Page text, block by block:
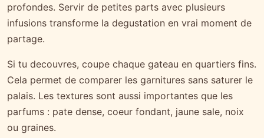
profondes. Servir de petites parts avec plusieurs
infusions transforme la degustation en vrai moment de
partage.
Si tu decouvres, coupe chaque gateau en quartiers fins.
Cela permet de comparer les garnitures sans saturer le
palais. Les textures sont aussi importantes que les
parfums : pate dense, coeur fondant, jaune sale, noix
ou graines.